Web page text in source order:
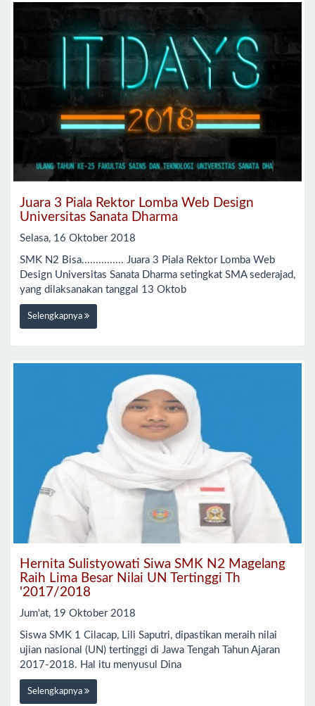
Juara 3 Piala Rektor Lomba Web Design
Universitas Sanata Dharma
Selasa, 16 Oktober 2018
SMK N2 Bisa............... Juara 3 Piala Rektor Lomba Web
Design Universitas Sanata Dharma setingkat SMA sederajad,
yang dilaksanakan tanggal 13 Oktob
Selengkapnya
Hernita Sulistyowati Siwa SMK N2 Magelang
Raih Lima Besar Nilai UN Tertinggi Th
'2017/2018
Jum'at, 19 Oktober 2018
Siswa SMK 1 Cilacap, Lili Saputri, dipastikan meraih nilai
ujian nasional (UN) tertinggi di Jawa Tengah Tahun Ajaran
2017-2018. Hal itu menyusul Dina
Selengkapnya